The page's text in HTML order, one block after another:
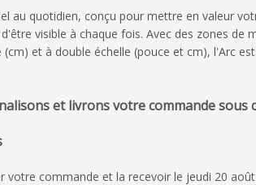
au quotidien, conçu pour mettre en valeur
visible à chaque fois. Avec des zones
et à double échelle (pouce et cm), l'Arc
et livrons votre commande sous
votre commande et la recevoir le jeudi 20